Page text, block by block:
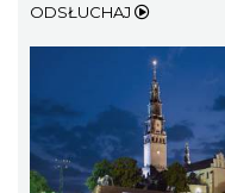
ODSŁUCHAJ